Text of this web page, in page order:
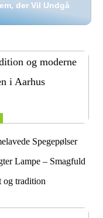
der Vil Undgå
Spegepølser
Lampe – Smagfuld
og tradition